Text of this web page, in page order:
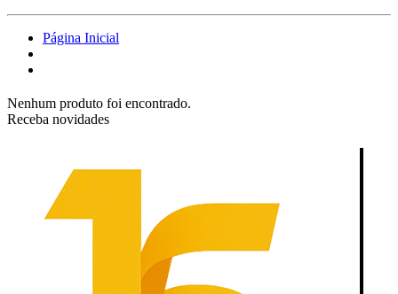
Página Inicial
Nenhum produto foi encontrado.
Receba novidades